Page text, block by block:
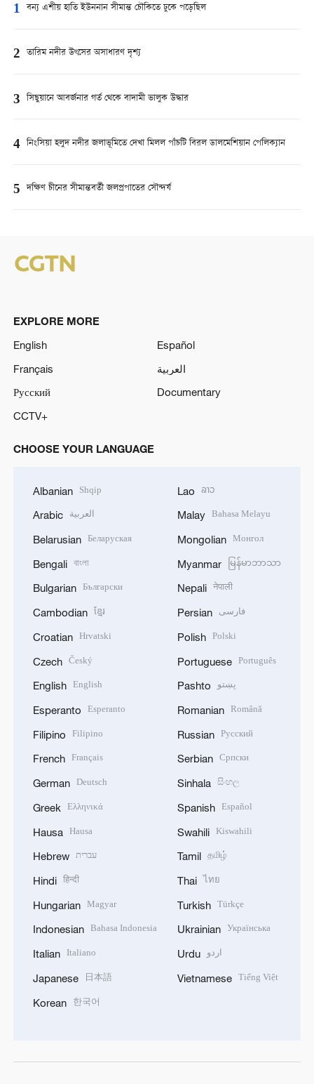
1 বন্য এশীয় হাতি ইউননান সীমান্ত চৌকিতে ঢুকে পড়েছিল
2 তারিম নদীর উৎসের অসাধারণ দৃশ্য
3 সিছুয়ানে আবর্জনার গর্ত থেকে বাদামী ভালুক উদ্ধার
4 নিংসিয়া হলুদ নদীর জলাভূমিতে দেখা মিলল পাঁচটি বিরল ডালমেশিয়ান পেলিক্যান
5 দক্ষিণ চীনের সীমান্তবর্তী জলপ্রপাতের সৌন্দর্য
EXPLORE MORE
English
Español
Français
العربية
Русский
Documentary
CCTV+
CHOOSE YOUR LANGUAGE
Albanian Shqip
Arabic العربية
Belarusian Беларуская
Bengali বাংলা
Bulgarian Български
Cambodian ខ្មែរ
Croatian Hrvatski
Czech Český
English English
Esperanto Esperanto
Filipino Filipino
French Français
German Deutsch
Greek Ελληνικά
Hausa Hausa
Hebrew עברית
Hindi हिन्दी
Hungarian Magyar
Indonesian Bahasa Indonesia
Italian Italiano
Japanese 日本語
Korean 한국어
Lao ລາວ
Malay Bahasa Melayu
Mongolian Монгол
Myanmar မြန်မာဘာသာ
Nepali नेपाली
Persian فارسی
Polish Polski
Portuguese Português
Pashto پښتو
Romanian Română
Russian Русский
Serbian Српски
Sinhala සිංහල
Spanish Español
Swahili Kiswahili
Tamil தமிழ்
Thai ไทย
Turkish Türkçe
Ukrainian Українська
Urdu اردو
Vietnamese Tiếng Việt